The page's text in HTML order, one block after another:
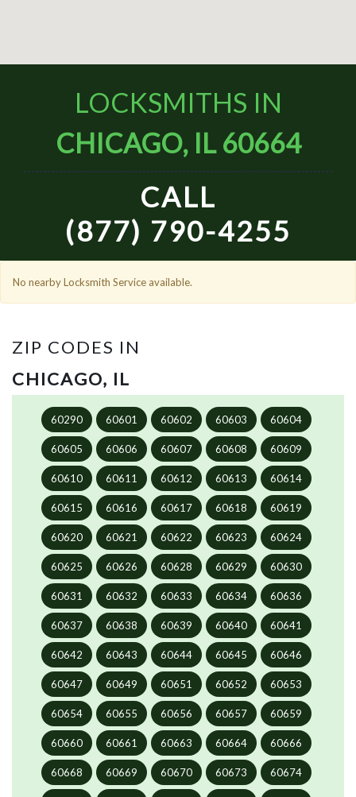
LOCKSMITHS IN
CHICAGO, IL 60664
CALL
(877) 790-4255
No nearby Locksmith Service available.
ZIP CODES IN
CHICAGO, IL
60290 60601 60602 60603 60604
60605 60606 60607 60608 60609
60610 60611 60612 60613 60614
60615 60616 60617 60618 60619
60620 60621 60622 60623 60624
60625 60626 60628 60629 60630
60631 60632 60633 60634 60636
60637 60638 60639 60640 60641
60642 60643 60644 60645 60646
60647 60649 60651 60652 60653
60654 60655 60656 60657 60659
60660 60661 60663 60664 60666
60668 60669 60670 60673 60674